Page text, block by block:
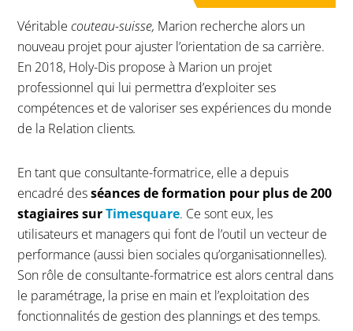
Véritablecouteau-suisse, Marion recherche alors un
nouveau projet pour ajuster l’orientation de sa carrière.
En 2018, Holy-Dis propose à Marion un projet
professionnel qui lui permettra d’exploiter ses
compétences et de valoriser ses expériences du monde
de la Relation clients.
En tant que consultante-formatrice, elle a depuis
encadré desséances de formation pour plus de 200
stagiaires surTimesquare. Ce sont eux, les
utilisateurs et managers qui font de l’outil un vecteur de
performance (aussi bien sociales qu’organisationnelles).
Son rôle de consultante-formatrice est alors central dans
le paramétrage, la prise en main et l’exploitation des
fonctionnalités de gestion des plannings et des temps.